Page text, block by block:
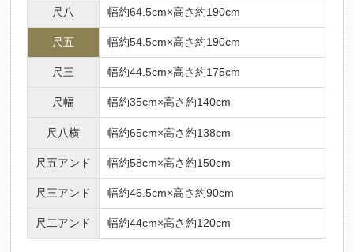
尺八 幅約64.5cm×高さ約190cm
尺五 幅約54.5cm×高さ約190cm
尺三 幅約44.5cm×高さ約175cm
尺幅 幅約35cm×高さ約140cm
尺八横 幅約65cm×高さ約138cm
尺五アンド 幅約58cm×高さ約150cm
尺三アンド 幅約46.5cm×高さ約90cm
尺二アンド 幅約44cm×高さ約120cm